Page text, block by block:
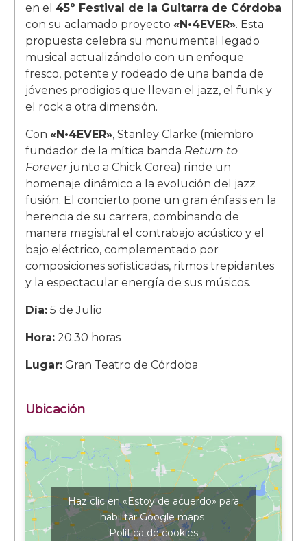
en el 45º Festival de la Guitarra de Córdoba
con su aclamado proyecto «N•4EVER». Esta
propuesta celebra su monumental legado
musical actualizándolo con un enfoque
fresco, potente y rodeado de una banda de
jóvenes prodigios que llevan el jazz, el funk y
el rock a otra dimensión.
Con «N•4EVER», Stanley Clarke (miembro
fundador de la mítica banda Return to
Foreverjunto a Chick Corea) rinde un
homenaje dinámico a la evolución del jazz
fusión. El concierto pone un gran énfasis en la
herencia de su carrera, combinando de
manera magistral el contrabajo acústico y el
bajo eléctrico, complementado por
composiciones sofisticadas, ritmos trepidantes
y la espectacular energía de sus músicos.
Día:5 de Julio
Hora:20.30 horas
Lugar:Gran Teatro de Córdoba
Ubicación
Haz clic en «Estoy de acuerdo» para
habilitar Google maps
Política de cookies